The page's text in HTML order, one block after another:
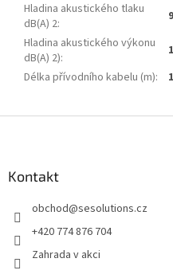
Hladina akustického tlaku
dB(A) 2:
Hladina akustického výkonu
dB(A) 2):
Délka přívodního kabelu (m):
Kontakt
obchod@sesolutions.cz
+420 774 876 704
Zahrada v akci